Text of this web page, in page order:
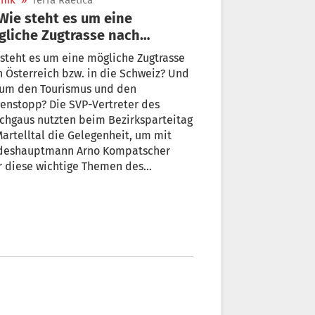
Zugtrasse nach
bzw. in die Schweiz?
es um eine mögliche Zugtrasse
Österreich bzw. in die Schweiz? Und
den Tourismus und den
Die SVP-Vertreter des
nutzten beim Bezirksparteitag
die Gelegenheit, um mit
Arno Kompatscher
diese wichtige Themen des